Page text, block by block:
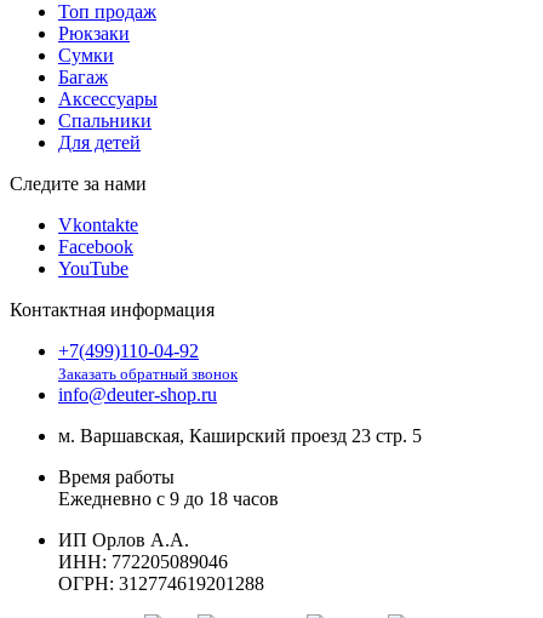
Топ продаж
Рюкзаки
Сумки
Багаж
Аксессуары
Спальники
Для детей
Следите за нами
Vkontakte
Facebook
YouTube
Контактная информация
+7(499)110-04-92
Заказать обратный звонок
info@deuter-shop.ru
м. Варшавская, Каширский проезд 23 стр. 5
Время работы
Ежедневно с 9 до 18 часов
ИП Орлов А.А.
ИНН: 772205089046
ОГРН: 312774619201288